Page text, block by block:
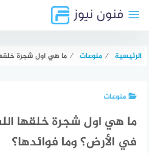
الرئيسية ⁄ منوعات ⁄ ما هي اول شجرة خلقها الله
منوعات
ما هي اول شجرة خلقها
في الأرض؟ وما فوائدها؟